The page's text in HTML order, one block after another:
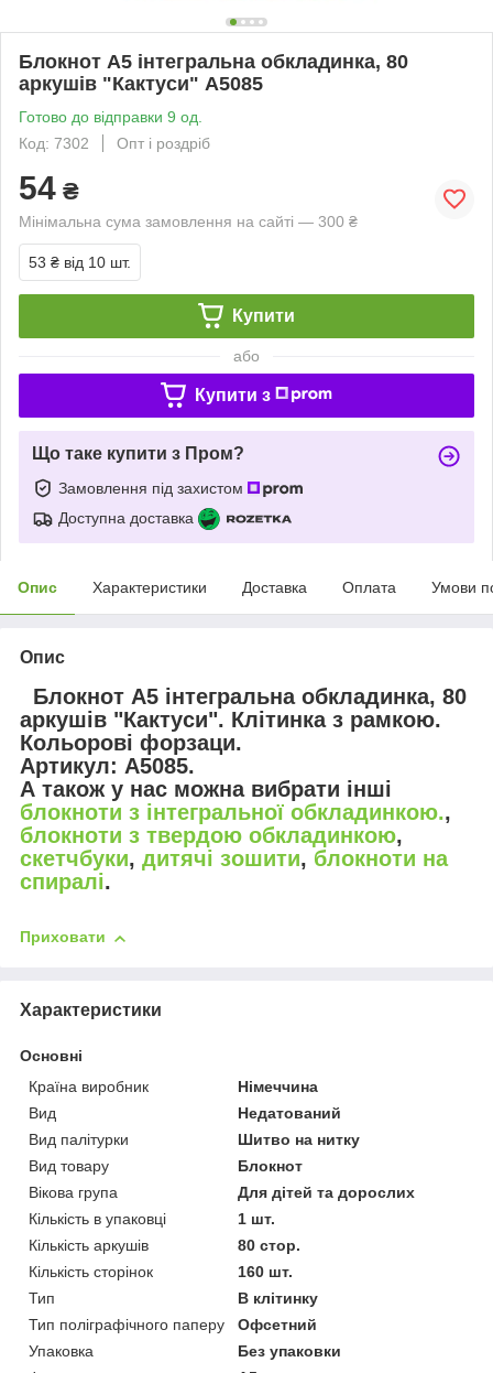
Блокнот А5 інтегральна обкладинка, 80
аркушів "Кактуси" А5085
Готово до відправки 9 од.
Код: 7302
Опт і роздріб
54 ₴
Мінімальна сума замовлення на сайті — 300 ₴
53 ₴ від 10 шт.
Купити
або
Купити з
Що таке купити з Пром?
Замовлення під захистом
Доступна доставка
Опис Характеристики Доставка Оплата Умови
Опис
Блокнот А5 інтегральна обкладинка, 80
аркушів "Кактуси". Клітинка з рамкою.
Кольорові форзаци.
Артикул: А5085.
А також у нас можна вибрати інші
блокноти з інтегральної обкладинкою.,
блокноти з твердою обкладинкою,
скетчбуки, дитячі зошити, блокноти на
спиралі.
Приховати
Характеристики
Основні
Країна виробник
Німеччина
Вид
Недатований
Вид палітурки
Шитво на нитку
Вид товару
Блокнот
Вікова група
Для дітей та дорослих
Кількість в упаковці
1 шт.
Кількість аркушів
80 стор.
Кількість сторінок
160 шт.
Тип
В клітинку
Тип поліграфічного паперу
Офсетний
Упаковка
Без упаковки